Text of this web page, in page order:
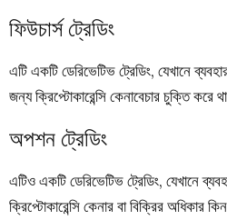
ফিউচার্স ট্রেডিং
এটি একটি ডেরিভেটিভ ট্রেডিং, যেখানে
জন্য ক্রিপ্টোকারেন্সি কেনাবেচার চুক্তি করে
অপশন ট্রেডিং
এটিও একটি ডেরিভেটিভ ট্রেডিং, যেখানে
ক্রিপ্টোকারেন্সি কেনার বা বিক্রির অধিকার